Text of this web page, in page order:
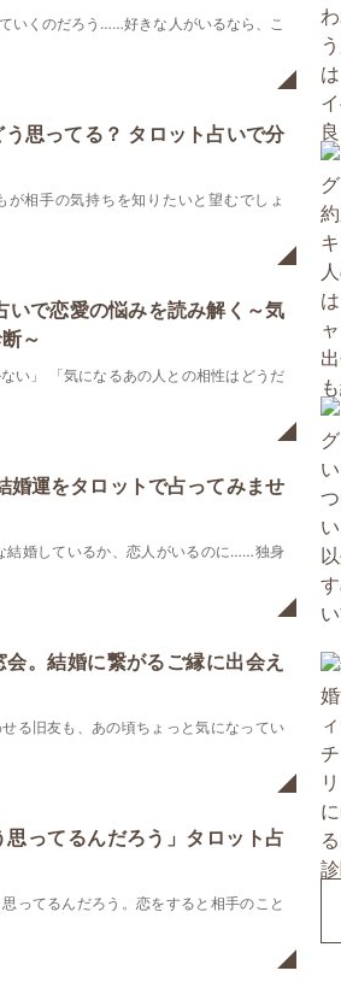
いくのだろう……好きな人がいるなら、こ
思ってる？ タロット占いで分
相手の気持ちを知りたいと望むでしょ
いで恋愛の悩みを読み解く～気
～
い」 「気になるあの人との相性はどうだ
婚運をタロットで占ってみませ
結婚しているか、恋人がいるのに……独身
会。結婚に繋がるご縁に出会え
る旧友も、あの頃ちょっと気になってい
思ってるんだろう」タロット占
ってるんだろう。恋をすると相手のこと